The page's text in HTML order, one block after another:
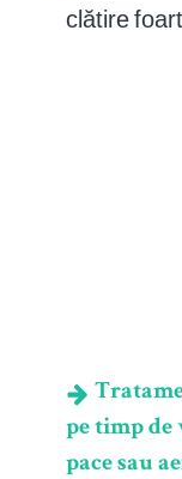
clătire
pe timp de
pace sau